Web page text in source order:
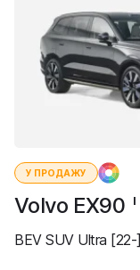
У ПРОДАЖУ
Volvo EX90 I
BEV SUV Ultra [22-]